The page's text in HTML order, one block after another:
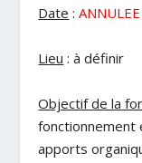
Date :ANNULEE
Lieu : à définir
Objectif de la
fonctionnement
apports